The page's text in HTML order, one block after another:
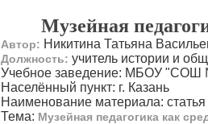
Музейная
Автор: Никитина Татьяна
Должность: учитель истории и
Учебное заведение: МБОУ "СОШ
Населённый пункт: г. Казань
Наименование материала: статья
Тема: Музейная педагогика как